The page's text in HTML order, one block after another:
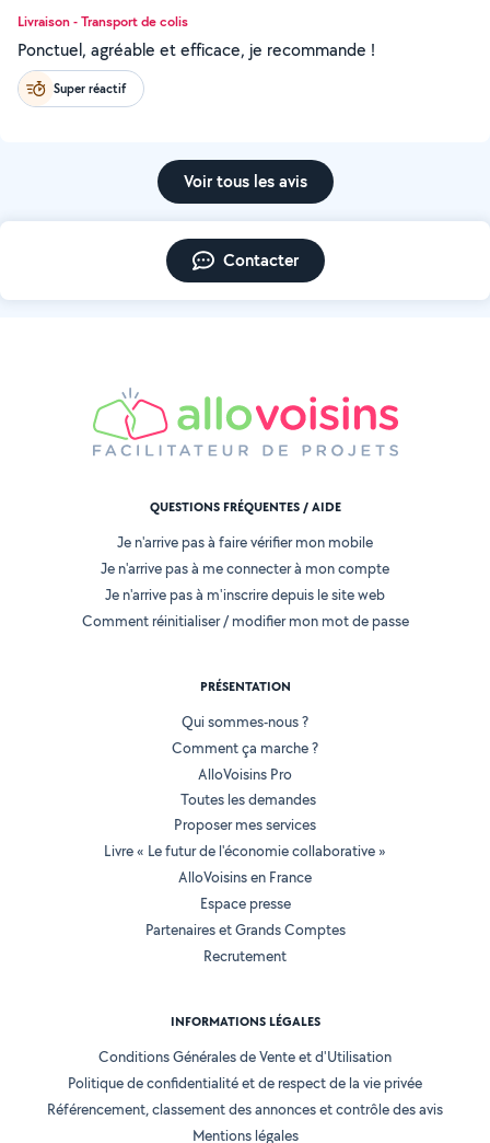
Livraison - Transport de colis
Ponctuel, agréable et efficace, je recommande !
Super réactif
Voir tous les avis
Contacter
QUESTIONS FRÉQUENTES / AIDE
Je n'arrive pas à faire vérifier mon mobile
Je n'arrive pas à me connecter à mon compte
Je n'arrive pas à m'inscrire depuis le site web
Comment réinitialiser / modifier mon mot de passe
PRÉSENTATION
Qui sommes-nous ?
Comment ça marche ?
AlloVoisins Pro
Toutes les demandes
Proposer mes services
Livre « Le futur de l'économie collaborative »
AlloVoisins en France
Espace presse
Partenaires et Grands Comptes
Recrutement
INFORMATIONS LÉGALES
Conditions Générales de Vente et d'Utilisation
Politique de confidentialité et de respect de la vie privée
Référencement, classement des annonces et contrôle des avis
Mentions légales